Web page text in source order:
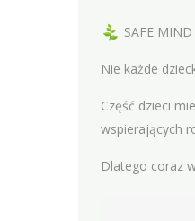
SAFE MIND
Nie każde
Część dzieci
wspierających
Dlatego coraz